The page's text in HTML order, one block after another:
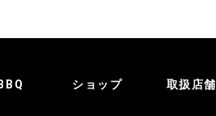
ショップ 取扱店舗